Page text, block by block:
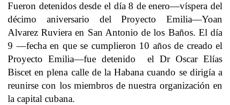
Fueron detenidos desde el día 8 de enero—víspera del
décimo aniversario del Proyecto Emilia—Yoan
Alvarez Ruviera en San Antonio de los Baños. El día
9 —fecha en que se cumplieron 10 años de creado el
Proyecto Emilia—fue detenido el Dr Oscar Elías
Biscet en plena calle de la Habana cuando se dirigía a
reunirse con los miembros de nuestra organización en
la capital cubana.